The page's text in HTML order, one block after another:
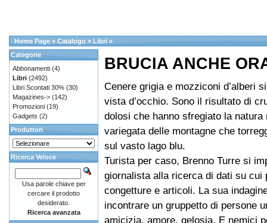
Home Page » Catalogo » Libri »
BRUCIA ANCHE
Cenere grigia e mozziconi d’alberi
vista d’occhio. Sono il risultato di
dolosi che hanno sfregiato la natura
variegata delle montagne che
sul vasto lago blu.
Turista per caso, Brenno Turre si
giornalista alla ricerca di dati su cui
congetture e articoli. La sua
incontrare un gruppetto di persone
amicizia, amore, gelosia. E nemici
Categorie
Abbonamenti (4)
Libri (2492)
Libri Scontati 30% (30)
Magazines-> (142)
Promozioni (19)
Gadgets (2)
Produttori
Ricerca Veloce
Usa parole chiave per
cercare il prodotto
desiderato.
Ricerca avanzata